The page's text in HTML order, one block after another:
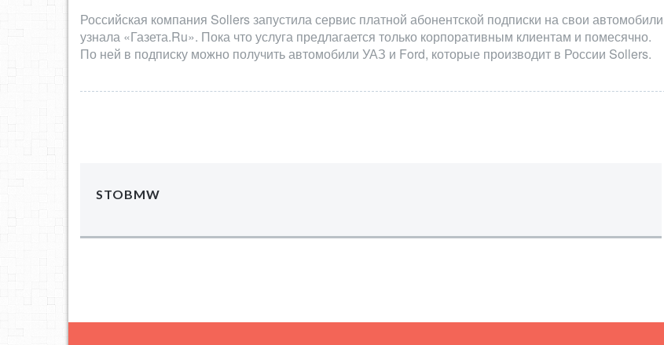
Российская компания Sollers запустила сервис платной абонентской подписки на свои
узнала «Газета.Ru». Пока что услуга предлагается только корпоративным клиентам и помесячно.
По ней в подписку можно получить автомобили УАЗ и Ford, которые производит в России Sollers.
STOBMW